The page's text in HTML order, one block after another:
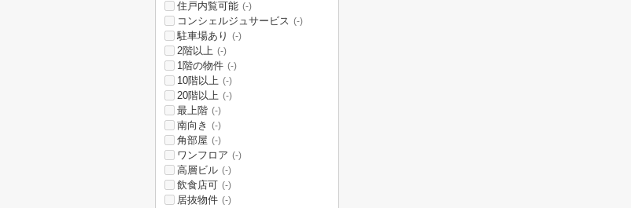
住戸内覧可能 (-)
コンシェルジュサービス (-)
駐車場あり (-)
2階以上 (-)
1階の物件 (-)
10階以上 (-)
20階以上 (-)
最上階 (-)
南向き (-)
角部屋 (-)
ワンフロア (-)
高層ビル (-)
飲食店可 (-)
居抜物件 (-)